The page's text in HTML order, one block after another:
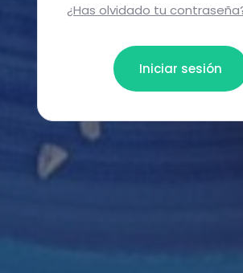
¿Has olvidado tu
Iniciar sesión